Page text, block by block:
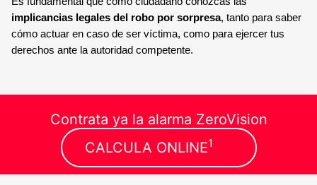
implicancias legales del robo por sorpresa, tanto para saber
cómo actuar en caso de ser víctima, como para ejercer tus
derechos ante la autoridad competente.
Contrata ya la alarma ZeroVision
CALCULA ONLINE1